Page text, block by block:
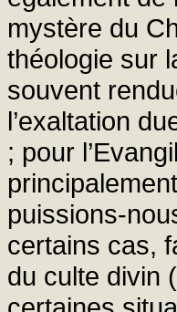
mystère du
théologie sur
souvent
l’exaltation
; pour
puissions-
certains cas,
du culte divin